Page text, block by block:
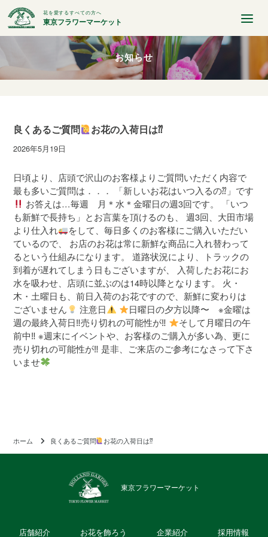
花を愛するすべての方へ
東京フラワーマーケット
お知らせ
良くあるご質問 お花の入荷日は⁇
2026年5月19日
日頃より、店頭で沢山のお客様よりご質問いただく内容で
最も多いご質問は．．． 「新しいお花はいつ入るの⁇」です
お答えは…毎週 月＊水＊金曜日の週3回です。 「いつ
も新鮮で長持ち」とお言葉を頂けるのも、 週3回、大田市場
より仕入れ
をして、毎日多くのお客様にご購入いただい
ているので、 お店のお花は常に新鮮な商品に入れ替わって
るという仕組みになります。 道路状況により、トラックの
到着が遅れてしまう日もございますが、 入荷したお花にお
水を吸わせ、店頭に並ぶのは14時以降となります。 火・
木・土曜日も、前日入荷のお花ですので、新鮮に変わりは
ございません
注意日
日曜日の夕方以降〜 ※金曜は
週の最終入荷日‼︎売り切れの可能性が‼︎
そして月曜日の午
前中‼︎ ※週末にイベントや、お客様のご購入が多い為、更に
売り切れの可能性が‼︎ 是非、ご来店のご参考になさって下さ
いませ
ホーム 良くあるご質問 お花の入荷日は⁇
東京フラワーマーケット
店舗紹介 お花を飾ろう 企業紹介 採用情報